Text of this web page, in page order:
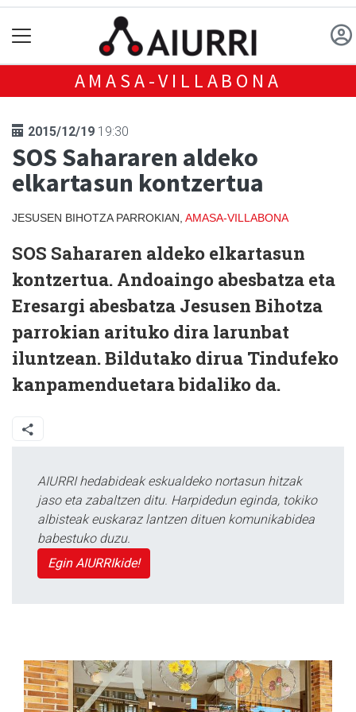
AMASA-VILLABONA
2015/12/19 19:30
SOS Sahararen aldeko
elkartasun kontzertua
JESUSEN BIHOTZA PARROKIAN, AMASA-VILLABONA
SOS Sahararen aldeko elkartasun
kontzertua. Andoaingo abesbatza eta
Eresargi abesbatza Jesusen Bihotza
parrokian arituko dira larunbat
iluntzean. Bildutako dirua Tindufeko
kanpamenduetara bidaliko da.
AIURRI hedabideak eskualdeko nortasun hitzak
jaso eta zabaltzen ditu. Harpidedun eginda, tokiko
albisteak euskaraz lantzen dituen komunikabidea
babestuko duzu.
Egin AIURRIkide!